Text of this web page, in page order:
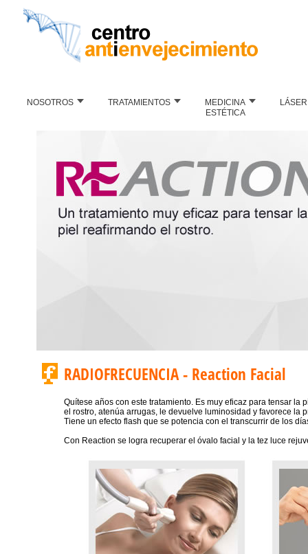
NOSOTROS TRATAMIENTOS
MEDICINA
ESTÉTICA
LÁSER
RADIOFRECUENCIA - Reaction Facial
Quítese años con este tratamiento. Es muy eficaz para tensar
el rostro, atenúa arrugas, le devuelve luminosidad y favorece la
Tiene un efecto flash que se potencia con el transcurrir de los
Con Reaction se logra recuperar el óvalo facial y la tez luce